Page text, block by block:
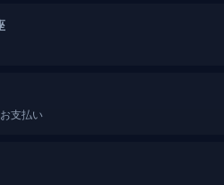
支払い